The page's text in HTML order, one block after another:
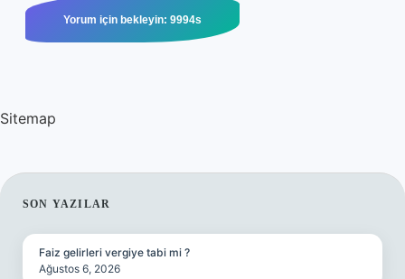
Sitemap
SIDEBAR
SON YAZILAR
Faiz gelirleri vergiye tabi mi ?
Ağustos 6, 2026